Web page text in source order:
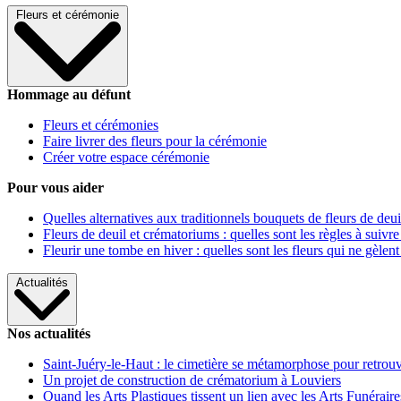
Fleurs et cérémonie
Hommage au défunt
Fleurs et cérémonies
Faire livrer des fleurs pour la cérémonie
Créer votre espace cérémonie
Pour vous aider
Quelles alternatives aux traditionnels bouquets de fleurs de
Fleurs de deuil et crématoriums : quelles sont les règles à
Fleurir une tombe en hiver : quelles sont les fleurs qui ne gèlent
Actualités
Nos actualités
Saint-Juéry-le-Haut : le cimetière se métamorphose pour
Un projet de construction de crématorium à Louviers
Quand les Arts Plastiques tissent un lien avec les Arts